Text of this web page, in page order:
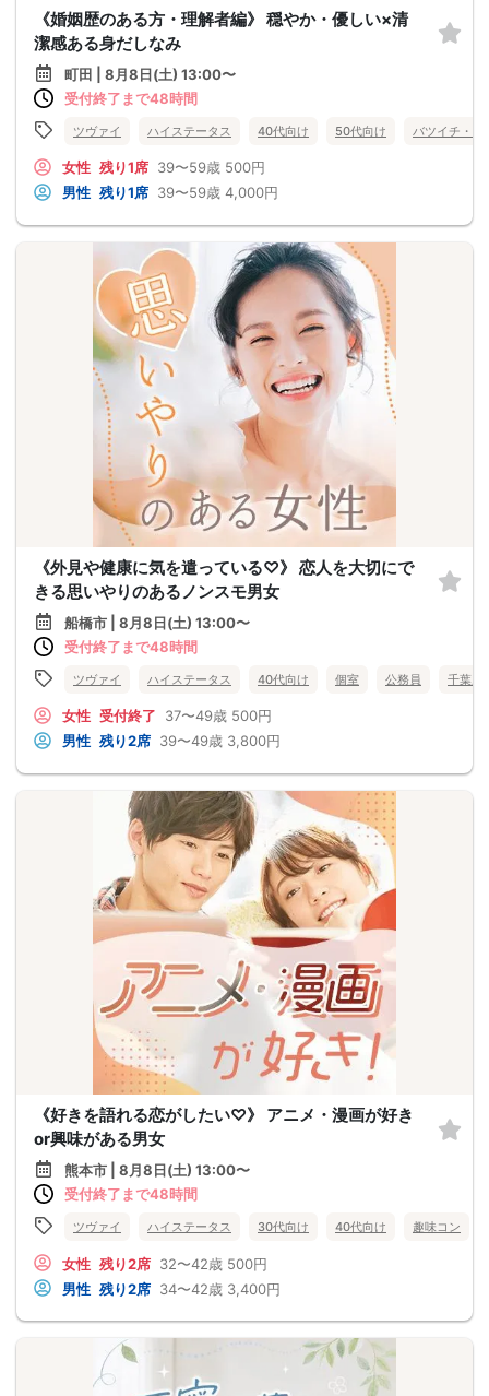
《婚姻歴のある方・理解者編》 穏やか・優しい×清
潔感ある身だしなみ
町田 | 8月8日(土) 13:00〜
受付終了まで48時間
ツヴァイ ハイステータス 40代向け 50代向け バツイチ・再
女性 残り1席 39〜59歳 500円
男性 残り1席 39〜59歳 4,000円
《外見や健康に気を遣っている♡》 恋人を大切にで
きる思いやりのあるノンスモ男女
船橋市 | 8月8日(土) 13:00〜
受付終了まで48時間
ツヴァイ ハイステータス 40代向け 個室 公務員 千葉県
女性 受付終了 37〜49歳 500円
男性 残り2席 39〜49歳 3,800円
《好きを語れる恋がしたい♡》 アニメ・漫画が好き
or興味がある男女
熊本市 | 8月8日(土) 13:00〜
受付終了まで48時間
ツヴァイ ハイステータス 30代向け 40代向け 趣味コン
女性 残り2席 32〜42歳 500円
男性 残り2席 34〜42歳 3,400円